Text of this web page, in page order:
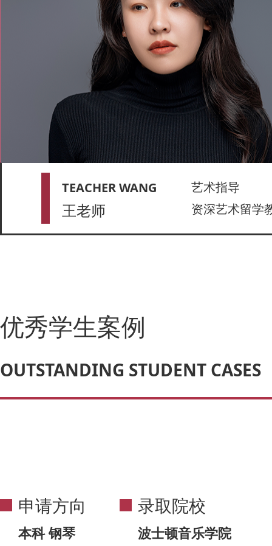
TEACHER WANG
王老师
艺术指导
资深艺术留学
优秀学生案例
OUTSTANDING STUDENT CASES
申请方向
本科 钢琴
录取院校
波士顿音乐学院